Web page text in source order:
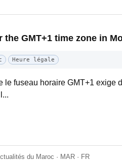
GMT+1 time zone in
Heure légale
le fuseau horaire GMT+1
du Maroc · MAR · FR